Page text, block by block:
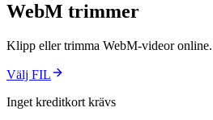
WebM trimmer
Klipp eller trimma WebM-videor
Välj FIL
Inget kreditkort krävs